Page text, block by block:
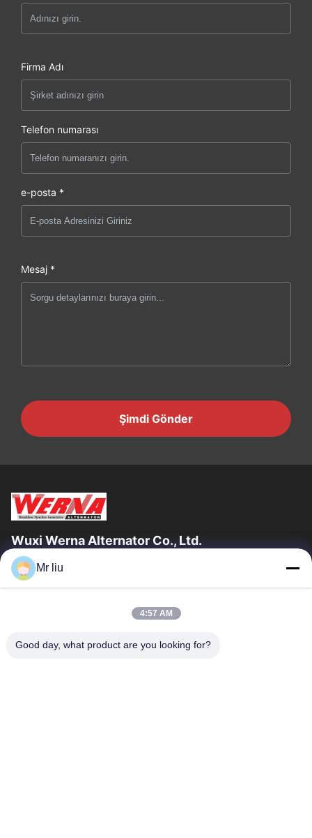
Firma Adı
Telefon numarası
e-posta *
Mesaj *
Şimdi Gönder
Wuxi Werna Alternator Co., Ltd.
Hızlı Bağlantılar
Bizim Hakkımızda
Fabrika Turu
Kalite Kontrolü
Mr liu
4:57 AM
Good day, what product are you looking for?